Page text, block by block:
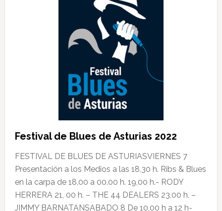
Festival de Blues de Asturias 2022
FESTIVAL DE BLUES DE ASTURIASVIERNES 7
Presentación a los Medios a las 18,30 h. Ribs & Blues
en la carpa de 18,00 a 00.00 h. 19,00 h.- RODY
HERRERA 21, 00 h. – THE 44 DEALERS 23,00 h. –
JIMMY BARNATANSABADO 8 De 10,00 h a 12 h-